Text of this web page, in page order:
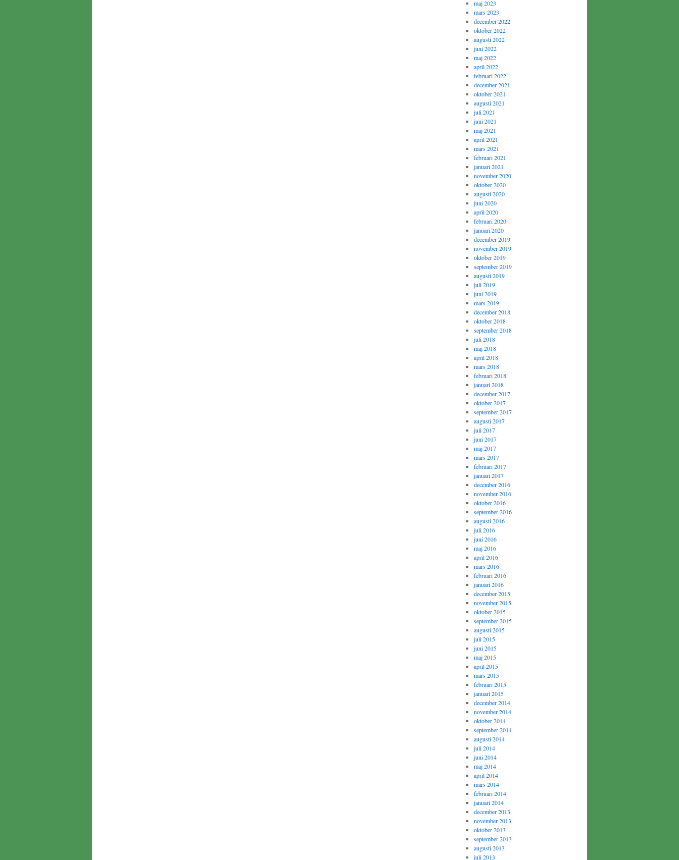
maj 2023
mars 2023
december 2022
oktober 2022
augusti 2022
juni 2022
maj 2022
april 2022
februari 2022
december 2021
oktober 2021
augusti 2021
juli 2021
juni 2021
maj 2021
april 2021
mars 2021
februari 2021
januari 2021
november 2020
oktober 2020
augusti 2020
juni 2020
april 2020
februari 2020
januari 2020
december 2019
november 2019
oktober 2019
september 2019
augusti 2019
juli 2019
juni 2019
mars 2019
december 2018
oktober 2018
september 2018
juli 2018
maj 2018
april 2018
mars 2018
februari 2018
januari 2018
december 2017
oktober 2017
september 2017
augusti 2017
juli 2017
juni 2017
maj 2017
mars 2017
februari 2017
januari 2017
december 2016
november 2016
oktober 2016
september 2016
augusti 2016
juli 2016
juni 2016
maj 2016
april 2016
mars 2016
februari 2016
januari 2016
december 2015
november 2015
oktober 2015
september 2015
augusti 2015
juli 2015
juni 2015
maj 2015
april 2015
mars 2015
februari 2015
januari 2015
december 2014
november 2014
oktober 2014
september 2014
augusti 2014
juli 2014
juni 2014
maj 2014
april 2014
mars 2014
februari 2014
januari 2014
december 2013
november 2013
oktober 2013
september 2013
augusti 2013
juli 2013